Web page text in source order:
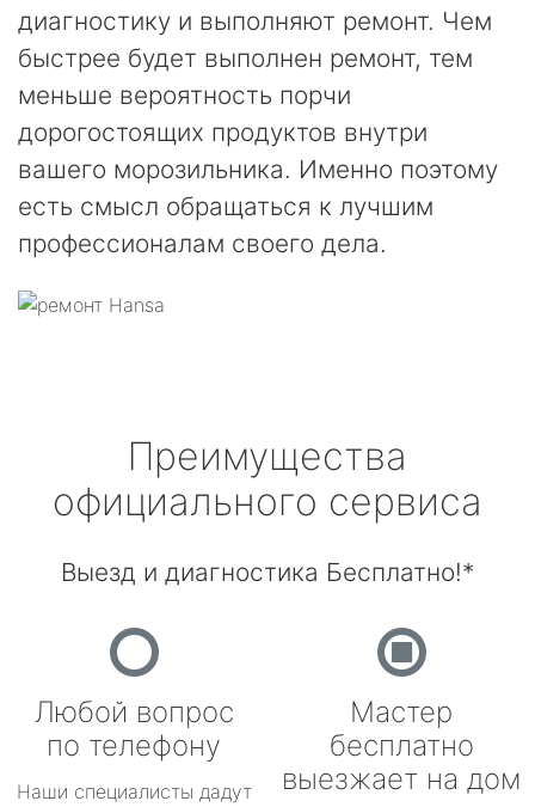
диагностику и выполняют ремонт. Чем
быстрее будет выполнен ремонт, тем
меньше вероятность порчи
дорогостоящих продуктов внутри
вашего морозильника. Именно поэтому
есть смысл обращаться к лучшим
профессионалам своего дела.
Преимущества
официального сервиса
Выезд и диагностика Бесплатно!*
Любой вопрос
по телефону
Наши специалисты дадут
Мастер
бесплатно
выезжает на дом